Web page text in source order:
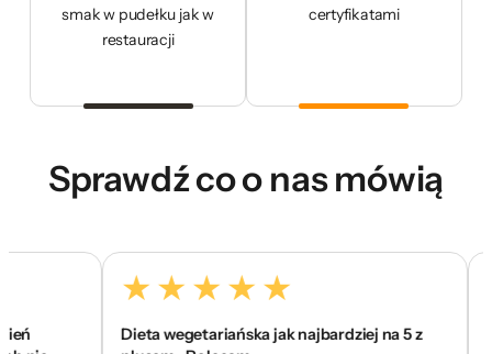
smak w pudełku jak w
restauracji
certyfikatami
Sprawdź co o nas mówią
Dieta wegetariańska jak najbardziej na 5 z